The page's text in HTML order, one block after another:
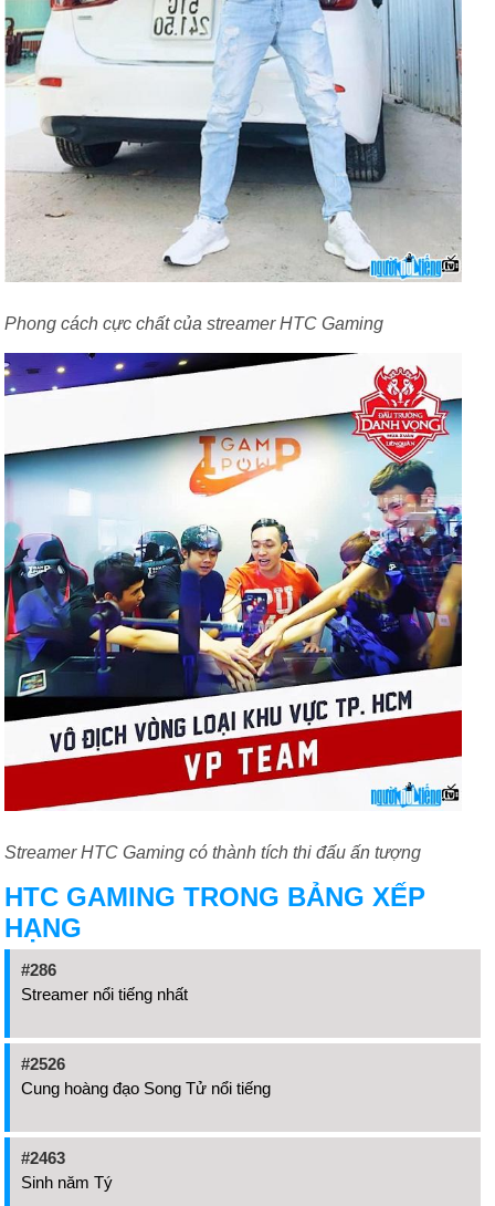
Phong cách cực chất của streamer HTC Gaming
Streamer HTC Gaming có thành tích thi đấu ấn tượng
HTC GAMING TRONG BẢNG XẾP
HẠNG
#286
Streamer nổi tiếng nhất
#2526
Cung hoàng đạo Song Tử nổi tiếng
#2463
Sinh năm Tý